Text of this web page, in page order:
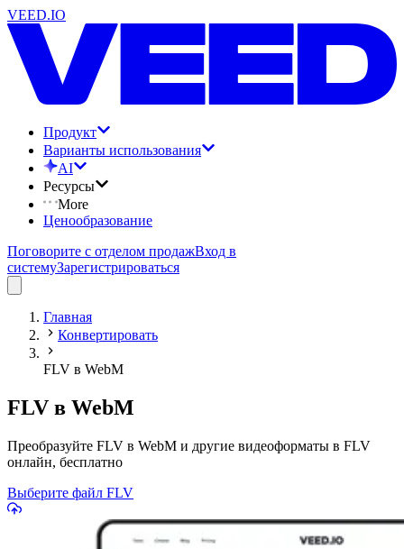
VEED.IO
Продукт
Варианты использования
AI
Ресурсы
More
Ценообразование
Поговорите с отделом продажВход в
системуЗарегистрироваться
Главная
Конвертировать
FLV в WebM
FLV в WebM
Преобразуйте FLV в WebM и другие видеоформаты в FLV
онлайн, бесплатно
Выберите файл FLV